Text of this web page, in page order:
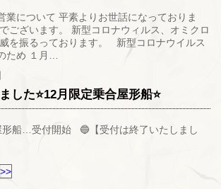
業について 平素よりお世話になっておりま
ございます。 新型コロナウィルス、オミクロ
を振るっております。 新型コロナウイルス
ため １月…
した⭐12月限定乗合屋形船⭐
形船…受付開始 🔵【受付は終了いたしまし
>>